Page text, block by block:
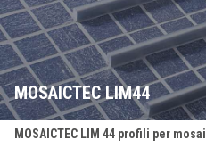
MOSAICTEC LIM44
MOSAICTEC LIM 44 profili per